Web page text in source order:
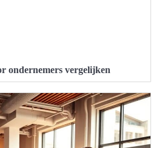
ondernemers vergelijken